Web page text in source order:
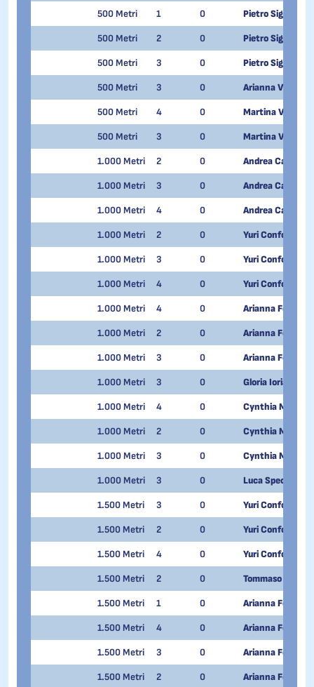
500 Metri 1 0 Pietro Sighel
500 Metri 2 0 Pietro Sighel
500 Metri 3 0 Pietro Sighel
500 Metri 3 0 Arianna
500 Metri 4 0 Martina
500 Metri 3 0 Martina
1.000 Metri 2 0 Andrea Cassinelli
1.000 Metri 3 0 Andrea Cassinelli
1.000 Metri 4 0 Andrea Cassinelli
1.000 Metri 2 0 Yuri Confortola
1.000 Metri 3 0 Yuri Confortola
1.000 Metri 4 0 Yuri Confortola
1.000 Metri 4 0 Arianna Fontana
1.000 Metri 2 0 Arianna Fontana
1.000 Metri 3 0 Arianna Fontana
1.000 Metri 3 0 Gloria Ioriatti
1.000 Metri 4 0 Cynthia
1.000 Metri 2 0 Cynthia
1.000 Metri 3 0 Cynthia
1.000 Metri 3 0 Luca
1.500 Metri 3 0 Yuri Confortola
1.500 Metri 2 0 Yuri Confortola
1.500 Metri 4 0 Yuri Confortola
1.500 Metri 2 0 Tommaso Dotti
1.500 Metri 1 0 Arianna Fontana
1.500 Metri 4 0 Arianna Fontana
1.500 Metri 3 0 Arianna Fontana
1.500 Metri 2 0 Arianna Fontana